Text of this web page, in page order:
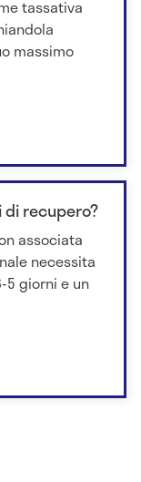
tassativa
massimo
di recupero?
associata
necessita
5 giorni e un